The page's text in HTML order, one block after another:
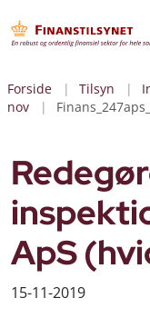
Forside Tilsyn
nov
ApS
15-11-2019